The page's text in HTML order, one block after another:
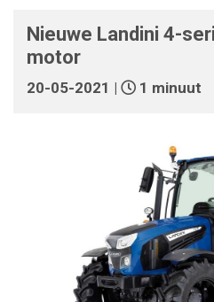
Nieuwe Landini 4-
motor
20-05-2021 | 1 minuut